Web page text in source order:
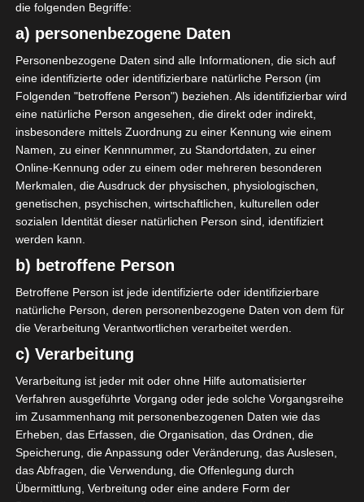
Stade Tunisien (ST) – Avenir Sportif de Soliman (AS
S)
Club Athlétique Bizertin (CAB) – Club Sportif Sfaxie
n (CSS)
Die nächsten Begegnungen
SPIELTAG 1
22 Aug. 2026
16:30
Stade Tunisien
- -
CS Sfax
22 Aug. 2026
ES Hammam Sousse
22 Aug. 2026
ES Tunis
- -
ESS Sousse
22 Aug. 2026
ES Métlaoui
Club Africain
22 Aug. 2026
die folgenden Begriffe:
a) personenbezogene Daten
Personenbezogene Daten sind alle Informationen, die sich auf
eine identifizierte oder identifizierbare natürliche Person (im
Folgenden "betroffene Person") beziehen. Als identifizierbar wird
eine natürliche Person angesehen, die direkt oder indirekt,
insbesondere mittels Zuordnung zu einer Kennung wie einem
Namen, zu einer Kennnummer, zu Standortdaten, zu einer
Online-Kennung oder zu einem oder mehreren besonderen
Merkmalen, die Ausdruck der physischen, physiologischen,
genetischen, psychischen, wirtschaftlichen, kulturellen oder
sozialen Identität dieser natürlichen Person sind, identifiziert
werden kann.
b) betroffene Person
Betroffene Person ist jede identifizierte oder identifizierbare
natürliche Person, deren personenbezogene Daten von dem für
die Verarbeitung Verantwortlichen verarbeitet werden.
c) Verarbeitung
Verarbeitung ist jeder mit oder ohne Hilfe automatisierter
Verfahren ausgeführte Vorgang oder jede solche Vorgangsreihe
im Zusammenhang mit personenbezogenen Daten wie das
Erheben, das Erfassen, die Organisation, das Ordnen, die
Speicherung, die Anpassung oder Veränderung, das Auslesen,
das Abfragen, die Verwendung, die Offenlegung durch
Übermittlung, Verbreitung oder eine andere Form der